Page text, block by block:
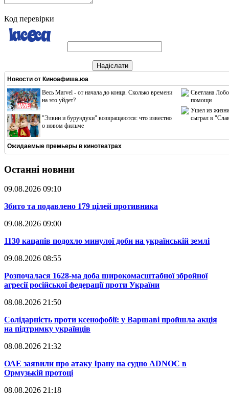
Код перевірки
Надіслати
Новости от Киноафиша.юа
Весь Marvel - от начала до конца. Сколько времени
на это уйдет?
"Элвин и бурундуки" возвращаются: что известно
о новом фильме
Светлана
помощи
Ушел из жизни
сыграл в
Ожидаемые премьеры в кинотеатрах
Останні новини
09.08.2026 09:10
​Збито та подавлено 179 цілей противника
09.08.2026 09:00
​1130 кацапів подохло минулої доби на українській землі
09.08.2026 08:55
​Розпочалася 1628-ма доба широкомасштабної збройної
агресії російської федерації проти України
08.08.2026 21:50
​Солідарність проти ксенофобії: у Варшаві пройшла акція
на підтримку українців
08.08.2026 21:32
​ОАЕ заявили про атаку Ірану на судно ADNOC в
Ормузькій протоці
08.08.2026 21:18